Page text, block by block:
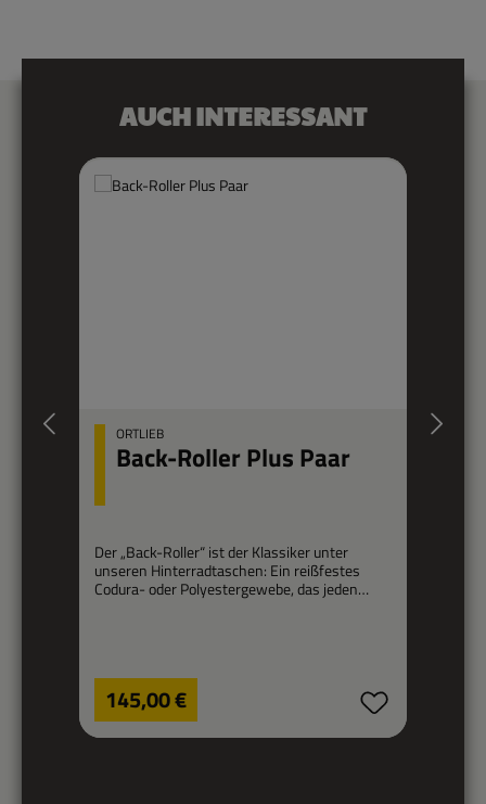
Produktgalerie überspringen
AUCH INTERESSANT
ORTLIEB
Back-Roller Plus Paar
Der „Back-Roller“ ist der Klassiker unter
unseren Hinterradtaschen: Ein reißfestes
Codura- oder Polyestergewebe, das jeden
Regentropfen abwehrt, und 40
sind die Taschen erheblich leichter als die
originalen Classic Taschen.
Regulärer Preis:
145,00 €